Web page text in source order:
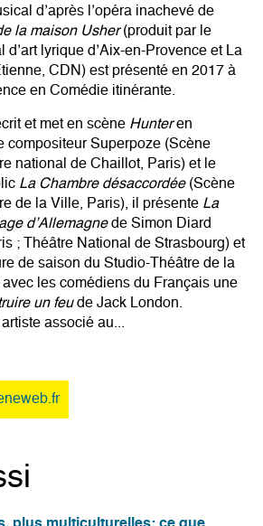
d’après l’opéra inachevé de
la maison Usher(produit par le
d’art lyrique d’Aix-en-Provence et La
CDN) est présenté en 2017 à
en Comédie itinérante.
et met en scène Hunteren
compositeur Superpoze (Scène
national de Chaillot, Paris) et le
La Chambre désaccordée (Scène
de la Ville, Paris), il présente La
d’Allemagnede Simon Diard
; Théâtre National de Strasbourg) et
de saison du Studio-Théâtre de la
les comédiens du Français une
un feude Jack London.
associé au...